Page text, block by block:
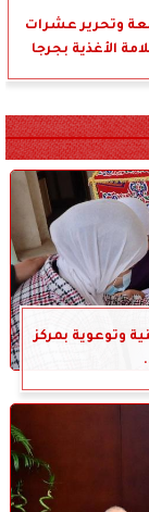
وتحرير عشرات
الأغذية بجرجا
وتوعوية بمركز